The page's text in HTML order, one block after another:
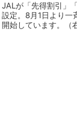
JALが「先得割引」
設定。8月1日より一
開始しています。（